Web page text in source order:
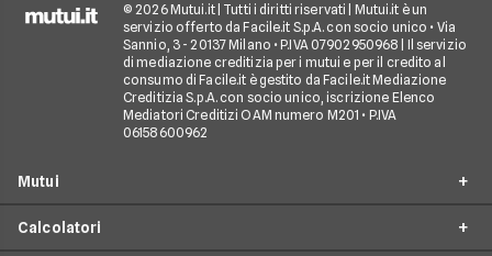
© 2026 Mutui.it | Tutti i diritti riservati | Mutui.it è un
servizio offerto da Facile.it S.p.A. con socio unico • Via
Sannio, 3 - 20137 Milano • P.IVA 07902950968 | Il servizio
di mediazione creditizia per i mutui e per il credito al
consumo di Facile.it è gestito da Facile.it Mediazione
Creditizia S.p.A. con socio unico, iscrizione Elenco
Mediatori Creditizi OAM numero M201 • P.IVA
06158600962
Mutui
Calcolatori